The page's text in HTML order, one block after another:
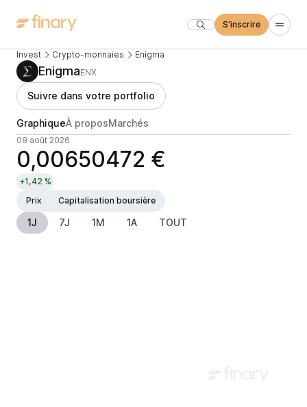
S'inscrire
Invest Crypto-monnaies Enigma
EnigmaENX
Suivre dans votre portfolio
GraphiqueÀ proposMarchés
08 août 2026
0,00650472 €
+1,42 %
Prix
Capitalisation boursière
1J 7J 1M 1A TOUT